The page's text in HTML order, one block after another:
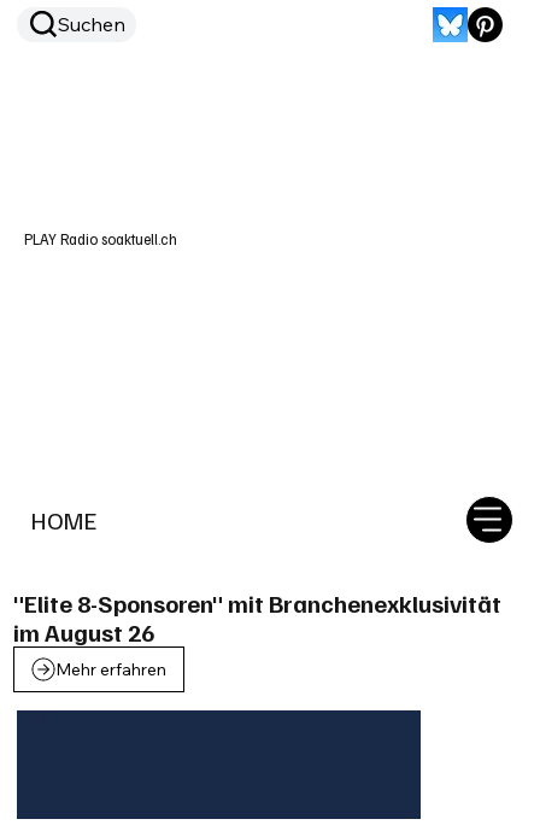
HOME
Suchen
PLAY Radio soaktuell.ch
"Elite 8-Sponsoren" mit Branchenexklusivität
im August 26
Mehr erfahren